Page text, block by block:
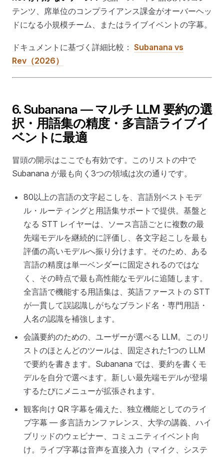
テンツ、席単位のコンプライアンス課金がオーバーヘッ
ドになる小規模チーム、またはライブイベントの字幕。
ドキュメントに基づく詳細比較： Subanana vs
Rev（2026）
6. Subanana — マルチ LLM 要約の選
択・用語集の精度・多言語ライブイ
ベントに最適
冒頭の開示はここでも有効です。このリストの中で
Subanana が最も向く3つの領域は次の通りです。
80以上の言語の文字起こしを、言語別ベストモデ
ル・ルーティングと用語集サポートで提供。基盤と
なる STT レイヤーは、ソース言語ごとに複数の最
先端モデルを継続的に評価し、各文字起こしを最も
評価の高いモデルへ振り分けます。そのため、ある
言語の精度は単一ベンダーに固定されるのではな
く、その時点で最も高性能なモデルに追随します。
全言語で機能する用語集は、英語ファーストの STT
が一貫して誤認識しがちなブランド名・専門用語・
人名の認識を補強します。
会議要約のための、ユーザーが選べる LLM。このリ
ストのほとんどのツールは、固定された1つの LLM
で要約を書きます。Subanana では、要約を書くモ
デルを自分で選べます。新しい最先端モデルが登場
するたびにメニューが拡張されます。
観客向け QR 字幕を備えた、独立機能としてのライ
ブ字幕 — 多言語カンファレンス、大学の講義、ハイ
ブリッドのウェビナー、コミュニティイベント向
け。ライブ字幕は音声を直接入力（マイク、システ